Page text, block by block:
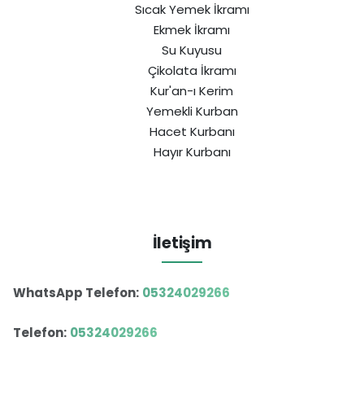
Sıcak Yemek İkramı
Ekmek İkramı
Su Kuyusu
Çikolata İkramı
Kur'an-ı Kerim
Yemekli Kurban
Hacet Kurbanı
Hayır Kurbanı
İletişim
WhatsApp Telefon: 05324029266
Telefon: 05324029266